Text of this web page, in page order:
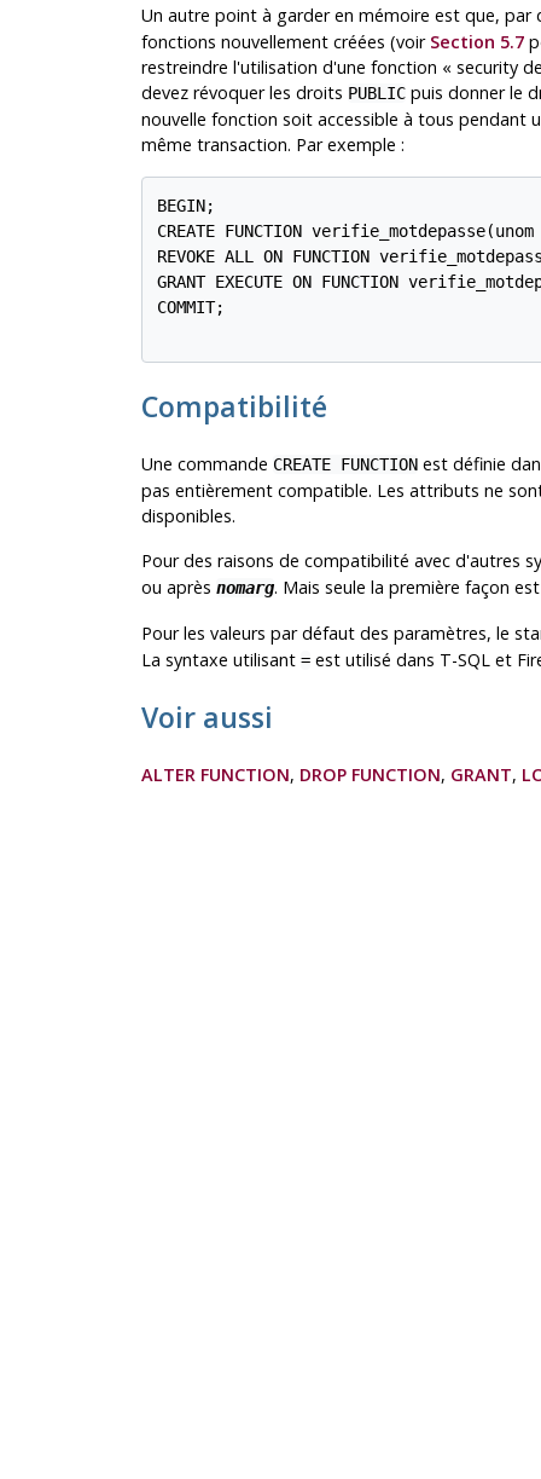
Un autre point à garder en mémoire est que,
fonctions nouvellement créées (voir Section 5.7
restreindre l'utilisation d'une fonction « security
devez révoquer les droits PUBLICpuis donner le
nouvelle fonction soit accessible à tous pendant
même transaction. Par exemple :
BEGIN;
CREATE FUNCTION
REVOKE ALL ON FUNCTION
GRANT EXECUTE ON FUNCTION
COMMIT;
Compatibilité
Une commande CREATE FUNCTIONest définie
pas entièrement compatible. Les attributs ne
disponibles.
Pour des raisons de compatibilité avec d'autres
ou après nomarg. Mais seule la première façon
Pour les valeurs par défaut des paramètres, le
La syntaxe utilisant =est utilisé dans T-SQL et
Voir aussi
ALTER FUNCTION, DROP FUNCTION, GRANT,